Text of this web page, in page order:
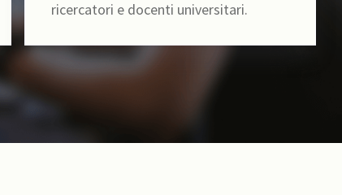
ricercatori e docenti universitari.